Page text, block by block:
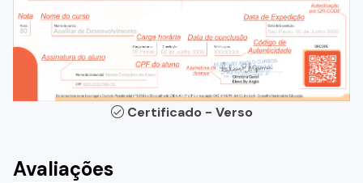
Certificado - Verso
Avaliações